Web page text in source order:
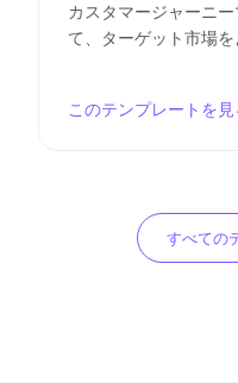
カスタマージャーニ
て、ターゲット市場
このテンプレートを見
すべての